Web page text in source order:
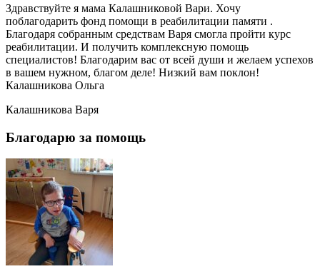
Здравствуйте я мама Калашниковой Вари. Хочу
поблагодарить фонд помощи в реабилитации памяти .
Благодаря собранным средствам Варя смогла пройти курс
реабилитации. И получить комплексную помощь
специалистов! Благодарим вас от всей души и желаем успехов
в вашем нужном, благом деле! Низкий вам поклон!
Калашникова Ольга
Калашникова Варя
Благодарю за помощь